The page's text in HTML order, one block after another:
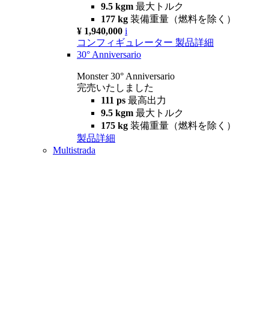
9.5 kgm 最大トルク
177 kg 装備重量（燃料を除く）
¥ 1,940,000 i
コンフィギュレーター 製品詳細
30° Anniversario
Monster 30° Anniversario
完売いたしました
111 ps 最高出力
9.5 kgm 最大トルク
175 kg 装備重量（燃料を除く）
製品詳細
Multistrada